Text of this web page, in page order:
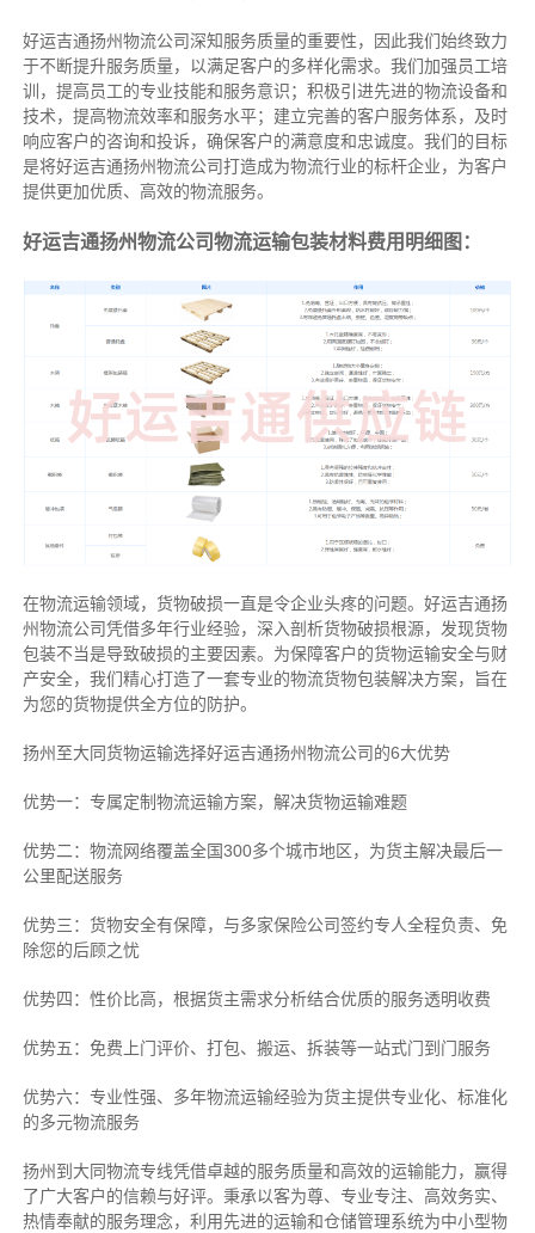
好运吉通扬州物流公司深知服务质量的重要性，因此我们始终致力
于不断提升服务质量，以满足客户的多样化需求。我们加强员工培
训，提高员工的专业技能和服务意识；积极引进先进的物流设备和
技术，提高物流效率和服务水平；建立完善的客户服务体系，及时
响应客户的咨询和投诉，确保客户的满意度和忠诚度。我们的目标
是将好运吉通扬州物流公司打造成为物流行业的标杆企业，为客户
提供更加优质、高效的物流服务。
好运吉通扬州物流公司物流运输包装材料费用明细图：
在物流运输领域，货物破损一直是令企业头疼的问题。好运吉通扬
州物流公司凭借多年行业经验，深入剖析货物破损根源，发现货物
包装不当是导致破损的主要因素。为保障客户的货物运输安全与财
产安全，我们精心打造了一套专业的物流货物包装解决方案，旨在
为您的货物提供全方位的防护。
扬州至大同货物运输选择好运吉通扬州物流公司的6大优势
优势一：专属定制物流运输方案，解决货物运输难题
优势二：物流网络覆盖全国300多个城市地区，为货主解决最后一
公里配送服务
优势三：货物安全有保障，与多家保险公司签约专人全程负责、免
除您的后顾之忧
优势四：性价比高，根据货主需求分析结合优质的服务透明收费
优势五：免费上门评价、打包、搬运、拆装等一站式门到门服务
优势六：专业性强、多年物流运输经验为货主提供专业化、标准化
的多元物流服务
扬州到大同物流专线凭借卓越的服务质量和高效的运输能力，赢得
了广大客户的信赖与好评。 秉承以客为尊、专业专注、高效务实、
热情奉献的服务理念，利用先进的运输和仓储管理系统为中小型物